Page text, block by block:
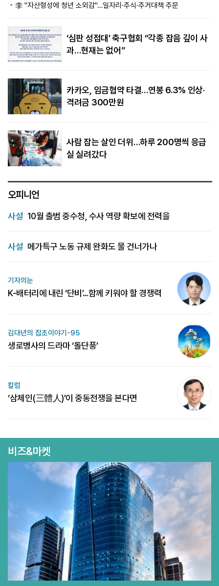
李 "자산형성에 청년 소외감"…일자리·주식·주거대책 주문
‘심판 성접대’ 축구협회 “각종 잡음 깊이 사
과…현재는 없어”
카카오, 임금협약 타결…연봉 6.3% 인상·
격려금 300만원
사람 잡는 살인 더위…하루 200명씩 응급
실 실려갔다
오피니언
사설 10월 출범 중수청, 수사 역량 확보에 전력을
사설 메가특구 노동 규제 완화도 물 건너가나
기자의눈
K-배터리에 내린 ‘단비’…함께 키워야 할 경쟁력
김대년의 잡초이야기-95
생로병사의 드라마 ‘돌단풍’
칼럼
‘삼체인(三體人)’이 중동전쟁을 본다면
비즈&마켓